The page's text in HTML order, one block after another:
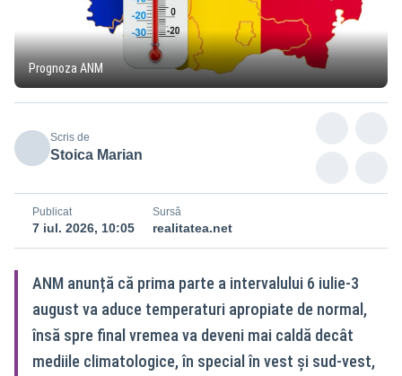
Prognoza ANM
Scris de
Stoica Marian
Publicat
7 iul. 2026, 10:05
Sursă
realitatea.net
ANM anunță că prima parte a intervalului 6 iulie-3
august va aduce temperaturi apropiate de normal,
însă spre final vremea va deveni mai caldă decât
mediile climatologice, în special în vest și sud‑vest,